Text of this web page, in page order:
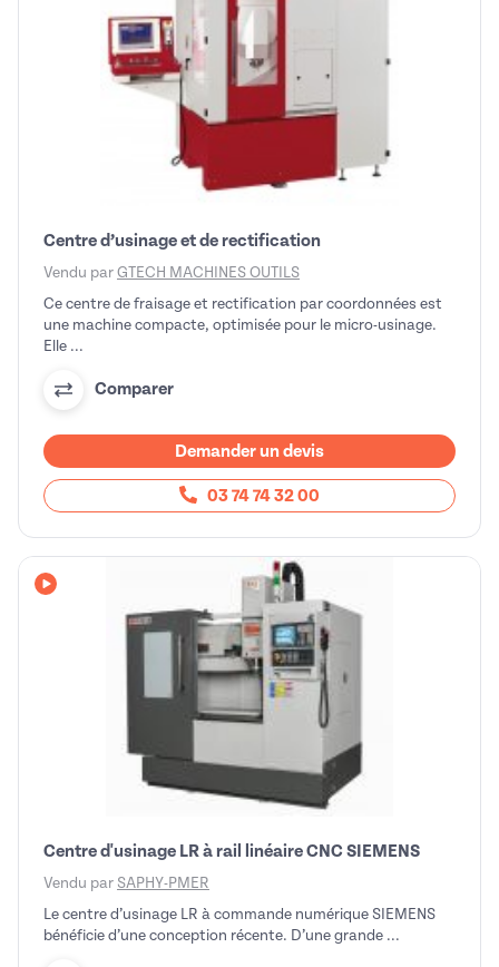
Centre d’usinage et de rectification
Vendu par GTECH MACHINES OUTILS
Ce centre de fraisage et rectification par coordonnées est
une machine compacte, optimisée pour le micro-usinage.
Elle ...
Comparer
Demander un devis
03 74 74 32 00
Avec vidéo
Centre d'usinage LR à rail linéaire CNC SIEMENS
Vendu par SAPHY-PMER
Le centre d’usinage LR à commande numérique SIEMENS
bénéficie d’une conception récente. D’une grande ...